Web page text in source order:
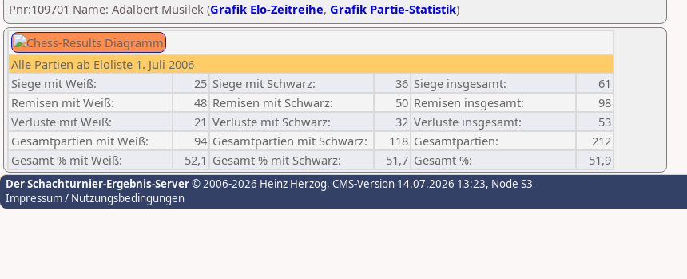
Pnr:109701 Name: Adalbert Musilek (Grafik Elo-Zeitreihe, Grafik Partie-Statistik)
Alle Partien ab Eloliste 1. Juli 2006
Siege mit Weiß:
25 Siege mit Schwarz: 36 Siege insgesamt:
61
Remisen mit Weiß:
48 Remisen mit Schwarz: 50 Remisen insgesamt:
98
Verluste mit Weiß:
21 Verluste mit Schwarz: 32 Verluste insgesamt:
53
Gesamtpartien mit Weiß:
94 Gesamtpartien mit Schwarz: 118 Gesamtpartien:
212
Gesamt % mit Weiß:
52,1 Gesamt % mit Schwarz: 51,7 Gesamt %: 51,9
Der Schachturnier-Ergebnis-Server© 2006-2026 Heinz Herzog, CMS-Version 14.07.2026 13:23, Node S3
Impressum / Nutzungsbedingungen